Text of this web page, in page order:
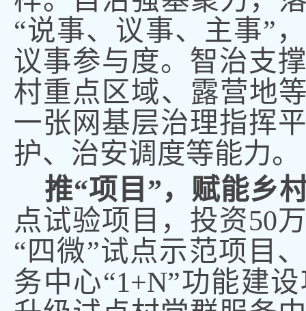
“说事、议事、主事” ，
议事参与度。 智治支
村重点区域、露营地
一张网基层治理指挥
护、治安调度等能力。
推“项目”， 赋能乡
点试验项目 ， 投资50
“四微”试点示范项目
务中心“1+N”功能建